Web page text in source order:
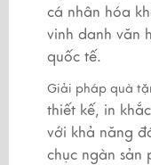
cá nhân hóa
vinh danh văn
quốc tế.
Giải pháp quà
thiết kế, in
với khả năng
chục ngàn sản